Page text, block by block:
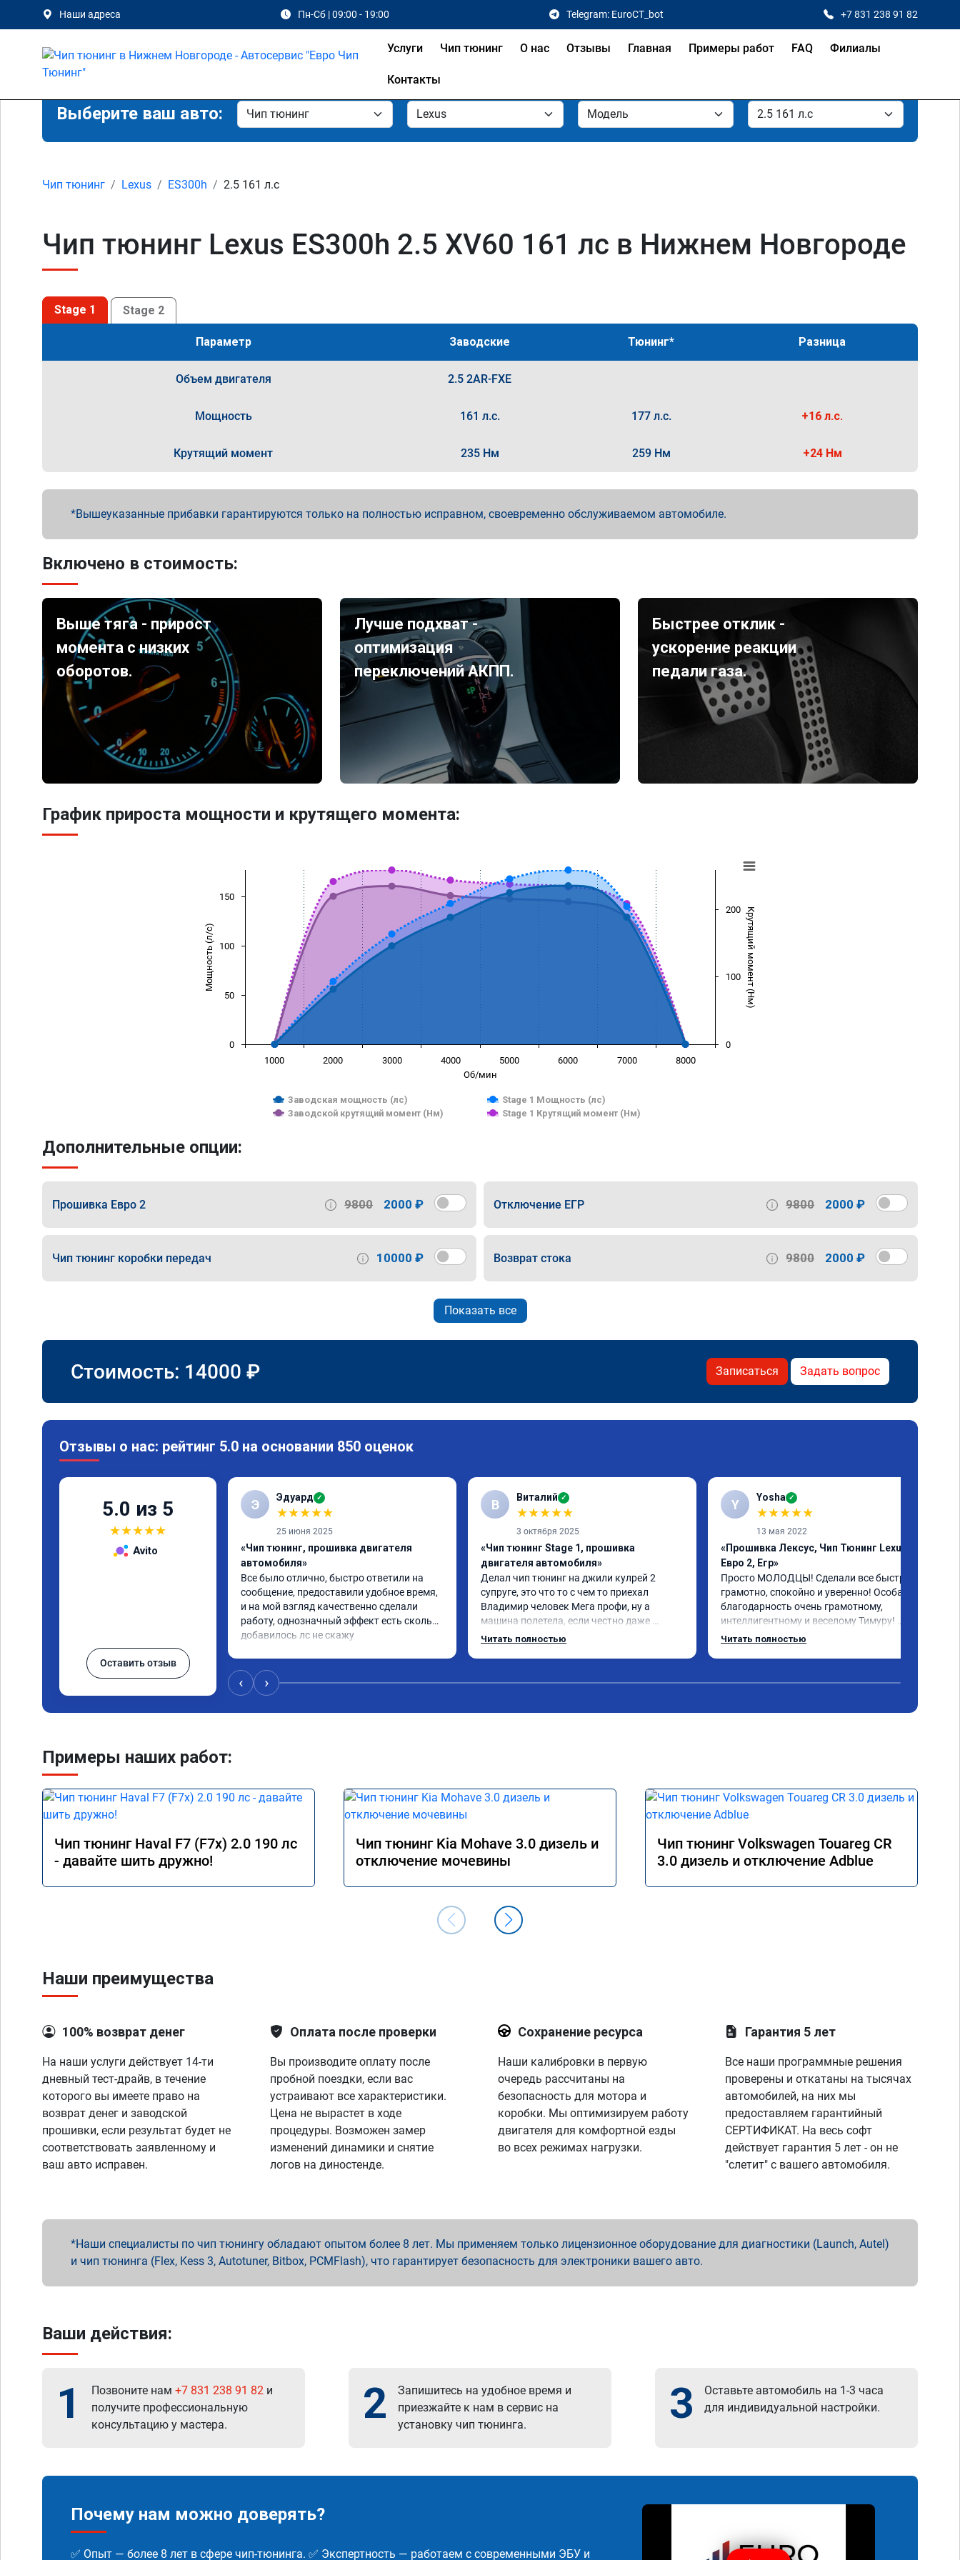
Наши адреса Пн-Сб | 09:00 - 19:00 Telegram: EuroCT_bot +7 831 238 91 82
Услуги Чип тюнинг О нас Отзывы Главная Примеры работ FAQ Филиалы
Контакты
Выберите ваш авто:
Чип тюнинг Lexus ES300h 2.5 161 л.с
Чип тюнинг Lexus ES300h 2.5 XV60 161 лс в Нижнем Новгороде
Stage 1 Stage 2
Параметр Заводские Тюнинг* Разница
Объем двигателя 2.5 2AR-FXE
Мощность 161 л.с. 177 л.с. +16 л.с.
Крутящий момент 235 Нм 259 Нм +24 Нм
Вышеуказанные прибавки гарантируются только на полностью исправном, своевременно обслуживаемом автомобиле.
Включено в стоимость:
Выше тяга - прирост
момента с низких
оборотов.
Лучше подхват -
оптимизация
переключений АКПП.
Быстрее отклик -
ускорение реакции
педали газа.
График прироста мощности и крутящего момента:
Об/мин
Мощность (л/с) Крутящий момент (Нм)
Заводская мощность (лс)
Stage 1 Мощность (лс)
Заводской крутящий момент (Нм)
Stage 1 Крутящий момент (Нм)
1000 2000 3000 4000 5000 6000 7000 8000
0
50
100
150
0
100
200
Дополнительные опции:
Прошивка Евро 2 9800 2000 ₽ Отключение ЕГР 9800 2000 ₽
Чип тюнинг коробки передач 10000 ₽ Возврат стока 9800 2000 ₽
Показать все
Стоимость: 14000 ₽ Записаться Задать вопрос
Отзывы о нас: рейтинг 5.0 на основании 850 оценок
5.0 из 5
★★★★★
Avito
Оставить отзыв
Э Эдуард ✓
★★★★★
25 июня 2025
«Чип тюнинг, прошивка двигателя
автомобиля»
Все было отлично, быстро ответили на
сообщение, предоставили удобное время,
и на мой взгляд качественно сделали
работу, однозначный эффект есть сколько
добавилось лс не скажу
В Виталий ✓
★★★★★
3 октября 2025
«Чип тюнинг Stage 1, прошивка
двигателя автомобиля»
Делал чип тюнинг на джили кулрей 2
супруге, это что то с чем то приехал
Владимир человек Мега профи, ну а
машина полетела, если честно даже
страшно было, спасибо огромное. Ну и за
Читать полностью
Y Yosha ✓
★★★★★
13 мая 2022
«Прошивка Лексус, Чип Тюнинг Lexus,
Евро 2, Егр»
Просто МОЛОДЦЫ! Сделали все быстро,
грамотно, спокойно и уверенно! Особая
благодарность очень грамотному,
интеллигентному и веселому Тимуру!
Ребята профессионалы! Lexus GX-460
Читать полностью
‹ ›
Примеры наших работ:
Чип тюнинг Haval F7 (F7x) 2.0 190 лс
- давайте шить дружно!
Чип тюнинг Kia Mohave 3.0 дизель и
отключение мочевины
Чип тюнинг Volkswagen Touareg CR
3.0 дизель и отключение Adblue
Наши преимущества
100% возврат денег
На наши услуги действует 14-ти
дневный тест-драйв, в течение
которого вы имеете право на
возврат денег и заводской
прошивки, если результат будет не
соответствовать заявленному и
ваш авто исправен.
Оплата после проверки
Вы производите оплату после
пробной поездки, если вас
устраивают все характеристики.
Цена не вырастет в ходе
процедуры. Возможен замер
изменений динамики и снятие
логов на диностенде.
Сохранение ресурса
Наши калибровки в первую
очередь рассчитаны на
безопасность для мотора и
коробки. Мы оптимизируем работу
двигателя для комфортной езды
во всех режимах нагрузки.
Гарантия 5 лет
Все наши программные решения
проверены и откатаны на тысячах
автомобилей, на них мы
предоставляем гарантийный
СЕРТИФИКАТ. На весь софт
действует гарантия 5 лет - он не
"слетит" с вашего автомобиля.
Наши специалисты по чип тюнингу обладают опытом более 8 лет. Мы применяем только лицензионное оборудование для диагностики (Launch, Autel)
и чип тюнинга (Flex, Kess 3, Autotuner, Bitbox, PCMFlash), что гарантирует безопасность для электроники вашего авто.
Ваши действия:
1 Позвоните нам +7 831 238 91 82 и
получите профессиональную
консультацию у мастера.
2
Запишитесь на удобное время и
приезжайте к нам в сервис на
установку чип тюнинга.
3
Оставьте автомобиль на 1-3 часа
для индивидуальной настройки.
Почему нам можно доверять?
✅ Опыт — более 8 лет в сфере чип-тюнинга. ✅ Экспертность — работаем с современными ЭБУ и